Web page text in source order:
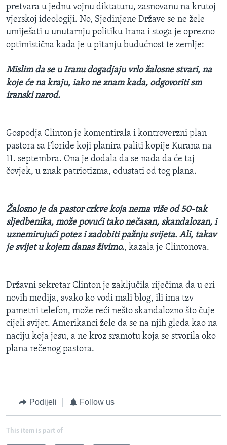
pretvara u jednu vojnu diktaturu, zasnovanu na krutoj
vjerskoj ideologiji. No, Sjedinjene Države se ne žele
umiješati u unutarnju politiku Irana i stoga je oprezno
optimistična kada je u pitanju budućnost te zemlje:
Mislim da se u Iranu dogadjaju vrlo žalosne stvari, na
koje će na kraju, iako ne znam kada, odgovoriti sm
iranski narod.
Gospodja Clinton je komentirala i kontroverzni plan
pastora sa Floride koji planira paliti kopije Kurana na
11. septembra. Ona je dodala da se nada da će taj
čovjek, u znak patriotizma, odustati od tog plana.
Žalosno je da pastor crkve koja nema više od 50-tak
sljedbenika, može povući tako nečasan, skandalozan, i
uznemirujući potez i zadobiti pažnju svijeta. Ali, takav
je svijet u kojem danas živimo., kazala je Clintonova.
Državni sekretar Clinton je zaključila riječima da u eri
novih medija, svako ko vodi mali blog, ili ima tzv
pametni telefon, može reći nešto skandalozno što čuje
cijeli svijet. Amerikanci žele da se na njih gleda kao na
naciju koja jesu, a ne kroz sramotu koja se stvorila oko
plana rečenog pastora.
Podijeli Follow us
This item is part of